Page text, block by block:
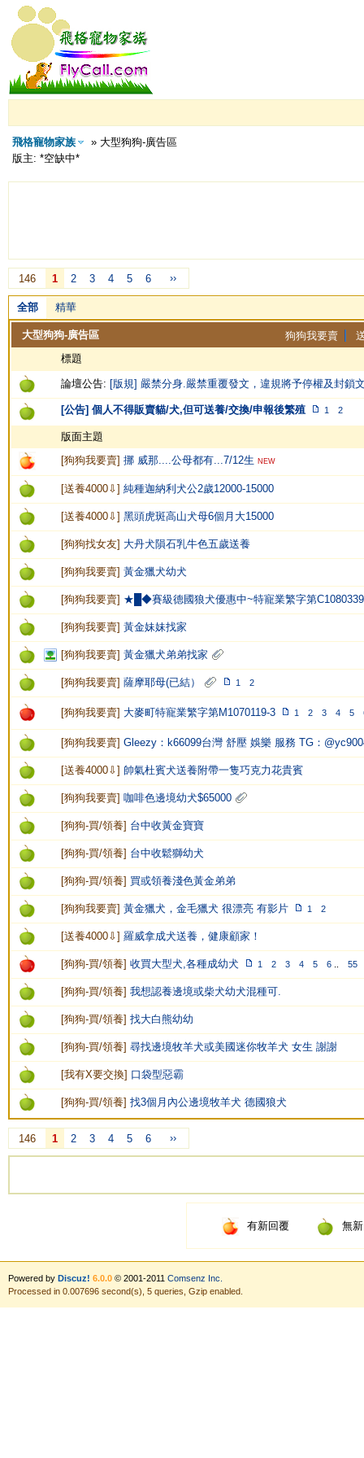
飛格寵物家族
» 大型狗狗-廣告區
版主: *空缺中*
146 1 2 3 4 5 6 ››
全部 精華
狗狗我要賣
大型狗狗-廣告區
標題
論壇公告: [版規] 嚴禁分身.嚴禁重覆發文，違規將予停權及封鎖
[公告] 個人不得販賣貓/犬,但可送養/交換/申報後繁殖 1 2
版面主題
[狗狗我要賣] 挪 威那....公母都有...7/12生 NEW
[送養4000⇩] 純種迦納利犬公2歲12000-15000
[送養4000⇩] 黑頭虎斑高山犬母6個月大15000
[狗狗找女友] 大丹犬隕石乳牛色五歲送養
[狗狗我要賣] 黃金獵犬幼犬
[狗狗我要賣] ★█◆賽級德國狼犬優惠中~特寵業繁字第
[狗狗我要賣] 黃金妹妹找家
[狗狗我要賣] 黃金獵犬弟弟找家
[狗狗我要賣] 薩摩耶母(已結） 1 2
[狗狗我要賣] 大麥町特寵業繁字第M1070119-3 1 2 3 4 5
[狗狗我要賣] Gleezy：k66099台灣 舒壓 娛樂 服務 TG：
[送養4000⇩] 帥氣杜賓犬送養附帶一隻巧克力花貴賓
[狗狗我要賣] 咖啡色邊境幼犬$65000
[狗狗-買/領養] 台中收黃金寶寶
[狗狗-買/領養] 台中收鬆獅幼犬
[狗狗-買/領養] 買或領養淺色黃金弟弟
[狗狗我要賣] 黃金獵犬，金毛獵犬 很漂亮 有影片 1 2
[送養4000⇩] 羅威拿成犬送養，健康顧家！
[狗狗-買/領養] 收買大型犬,各種成幼犬 1 2 3 4 5 6.. 55
[狗狗-買/領養] 我想認養邊境或柴犬幼犬混種可.
[狗狗-買/領養] 找大白熊幼幼
[狗狗-買/領養] 尋找邊境牧羊犬或美國迷你牧羊犬 女生 謝謝
[我有X要交換] 口袋型惡霸
[狗狗-買/領養] 找3個月內公邊境牧羊犬 德國狼犬
146 1 2 3 4 5 6 ››
有新回覆 無
Powered by Discuz! 6.0.0© 2001-2011 Comsenz Inc.
Processed in 0.007696 second(s), 5 queries, Gzip enabled.